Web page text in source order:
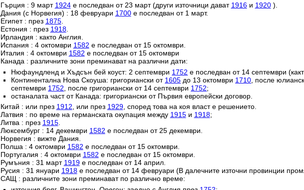
Гърция : 9 март 1924е последван от 23 март (други източници дават 1916и 1920).
Дания (с Норвегия) : 18 февруари 1700е последван от 1 март.
Египет : през 1875.
Естония : през 1918.
Ирландия : както Англия.
Испания : 4 октомври 1582 е последван от 15 октомври.
Италия : 4 октомври 1582 е последван от 15 октомври
Канада : различните зони преминават на различни дати:
Нюфаундленд и Хъдсън бей коуст: 2 септември 1752 е последван от 14 септември
Континентална Нова Скоуша: григориански от 1605 до 13 октомври 1710 , после
септември 1752 , после григориански от 14 септември 1752;
останалата част от Канада: григориански от Първия европейски договор.
Китай : или през 1912, или през 1929, според това на коя власт е решението.
Латвия : по време на германската окупация между 1915и 1918;
Литва : през 1915.
Люксембург : 14 декември 1582 е последван от 25 декември.
Норвегия : вижте Дания.
Полша : 4 октомври 1582 е последван от 15 октомври.
Португалия : 4 октомври 1582 е последван от 15 октомври.
Румъния : 31 март 1919е последван от 14 април.
Русия : 31 януари 1918е последван от 14 февруари (В далечните източни провинции
САЩ : различните зони преминават по различно време: